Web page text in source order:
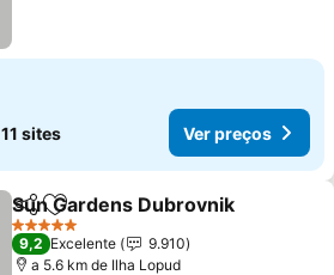
11 sites Ver preços
PartilharAdicionar aos favoritos
Sun Gardens Dubrovnik
5 Estrelas
9,2 Excelente
9.910
a 5.6 km de Ilha Lopud